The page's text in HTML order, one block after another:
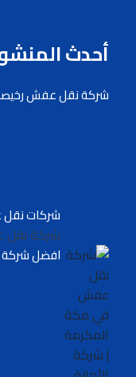
أحدث
شركة نقل عفش
شركات
شركة
افضل